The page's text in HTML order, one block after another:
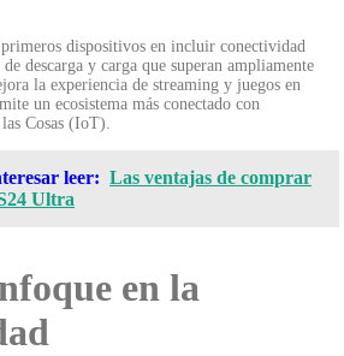
dispositivos en incluir conectividad
descarga y carga que superan ampliamente
la experiencia de streaming y juegos en
un ecosistema más conectado con
Cosas (IoT).
leer: Las ventajas de comprar
Ultra
en la